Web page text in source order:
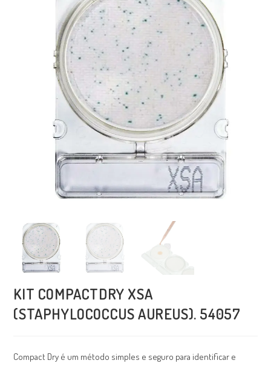
KIT COMPACTDRY XSA
(STAPHYLOCOCCUS AUREUS). 54057
Compact Dry é um método simples e seguro para identificar e